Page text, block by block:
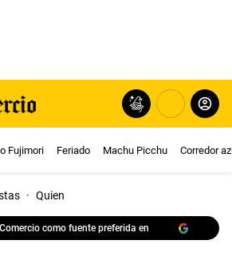
Fujimori Feriado Machu Picchu Corredor
· Quien
como fuente preferida en